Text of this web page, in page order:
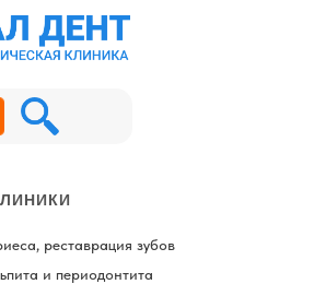
реставрация зубов
и периодонтита